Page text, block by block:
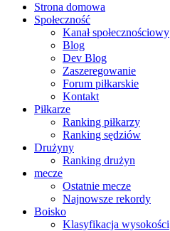
Strona domowa
Społeczność
Kanał społecznościowy
Blog
Dev Blog
Zaszeregowanie
Forum piłkarskie
Kontakt
Piłkarze
Ranking piłkarzy
Ranking sędziów
Drużyny
Ranking drużyn
mecze
Ostatnie mecze
Najnowsze rekordy
Boisko
Klasyfikacja wysokości